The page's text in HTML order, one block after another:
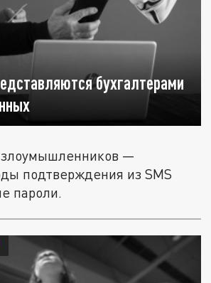
бухгалтерами
—
подтверждения из SMS
пароли.